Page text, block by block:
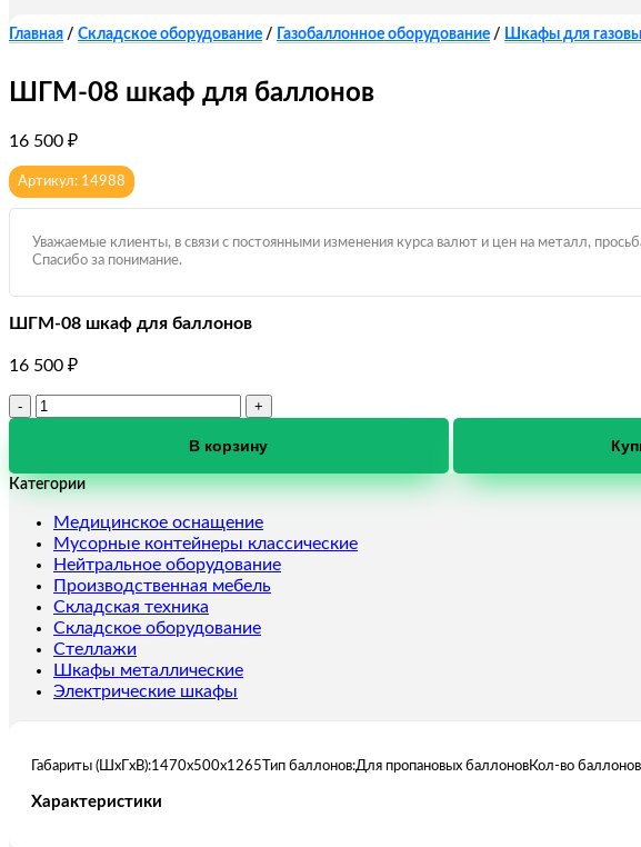
Главная / Складское оборудование / Газобаллонное оборудование / Шкафы для
ШГМ-08 шкаф для баллонов
16 500 ₽
Артикул: 14988
Уважаемые клиенты, в связи с постоянными изменения курса валют и цен на металл,
Спасибо за понимание.
ШГМ-08 шкаф для баллонов
16 500 ₽
Количество
для
В корзину
Категории
Медицинское оснащение
Мусорные контейнеры классические
Нейтральное оборудование
Производственная мебель
Складская техника
Складское оборудование
Стеллажи
Шкафы металлические
Электрические шкафы
Габариты (ШxГxВ):1470х500х1265Тип баллонов:Для пропановых баллоновКол-во
Характеристики